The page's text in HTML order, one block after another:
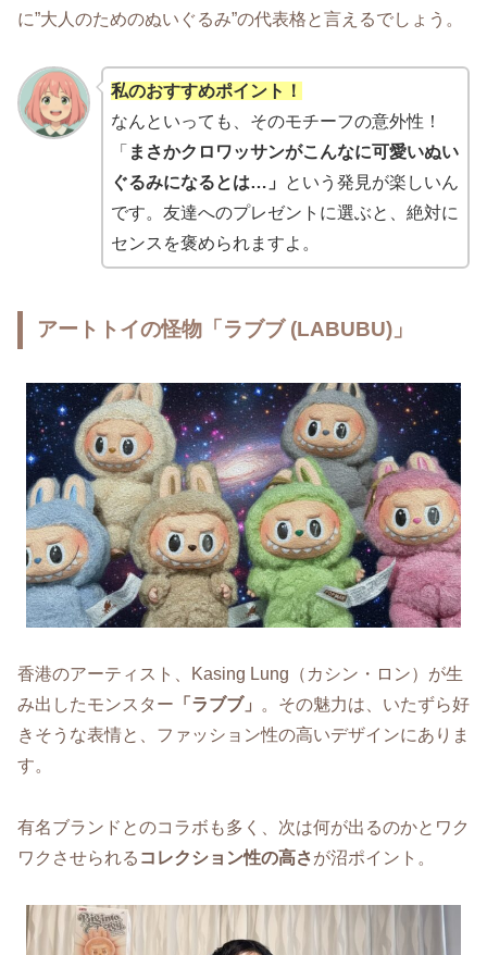
に”大人のためのぬいぐるみ”の代表格と言えるでしょう。
私のおすすめポイント！
なんといっても、そのモチーフの意外性！
「 まさかクロワッサンがこんなに可愛いぬい
ぐるみになるとは…」
という発見が楽しいん
です。友達へのプレゼントに選ぶと、絶対に
センスを褒められますよ。
アートトイの怪物「ラブブ (LABUBU)」
香港のアーティスト、Kasing Lung（カシン・ロン）が生
み出したモンスター 「ラブブ」
。その魅力は、いたずら好
きそうな表情と、ファッション性の高いデザインにありま
す。
有名ブランドとのコラボも多く、次は何が出るのかとワク
ワクさせられる コレクション性の高さが沼ポイント。